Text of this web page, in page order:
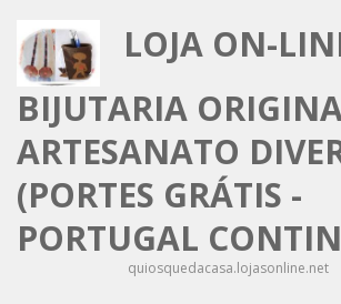
LOJA ON-
BIJUTARIA
ARTESANATO
(PORTES GRÁTIS -
PORTUGAL
quiosquedacasa.lojasonline.net